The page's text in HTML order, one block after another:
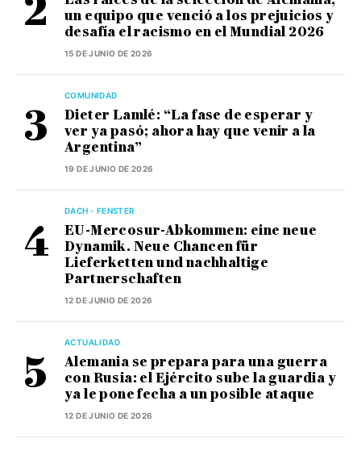
un equipo que venció a los prejuicios y
desafía el racismo en el Mundial 2026
15 DE JUNIO DE 2026
COMUNIDAD
Dieter Lamlé: “La fase de esperar y
ver ya pasó; ahora hay que venir a la
Argentina”
19 DE JUNIO DE 2026
DACH - FENSTER
EU-Mercosur-Abkommen: eine neue
Dynamik. Neue Chancen für
Lieferketten und nachhaltige
Partnerschaften
12 DE JUNIO DE 2026
ACTUALIDAD
Alemania se prepara para una guerra
con Rusia: el Ejército sube la guardia y
ya le pone fecha a un posible ataque
12 DE JUNIO DE 2026